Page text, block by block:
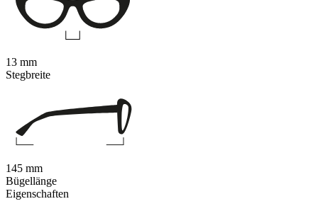
Eigenschaften
13 mm
Stegbreite
145 mm
Bügellänge